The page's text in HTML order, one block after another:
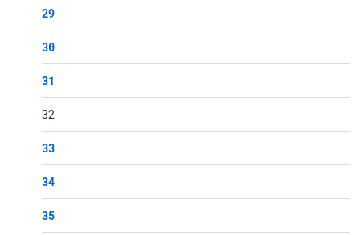
29
30
31
32
33
34
35